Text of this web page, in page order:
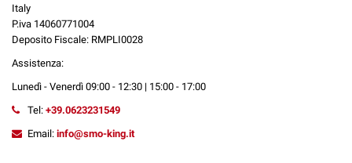
Italy
P.iva 14060771004
Deposito Fiscale: RMPLI0028
Assistenza:
Lunedì - Venerdì 09:00 - 12:30 | 15:00 - 17:00
Tel: +39.0623231549
Email: info@smo-king.it